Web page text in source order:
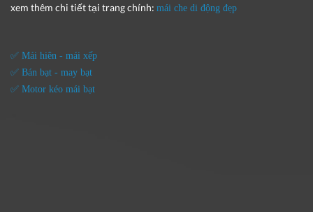
xem thêm chi tiết tại trang chính: mái che di động đẹp
✅ Mái hiên - mái xếp
✅ Bán bạt - may bạt
✅ Motor kéo mái bạt